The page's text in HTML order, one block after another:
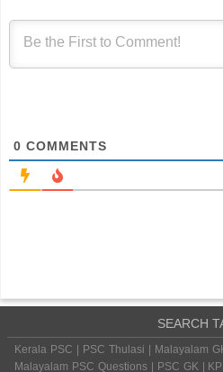
0 COMMENTS
SEARCH
Kerala PSC | PSC Thulasi | Malayalam
Malayalam PSC Questions | PSC GK |